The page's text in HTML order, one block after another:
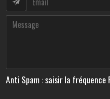
Anti Spam : saisir la fréquence